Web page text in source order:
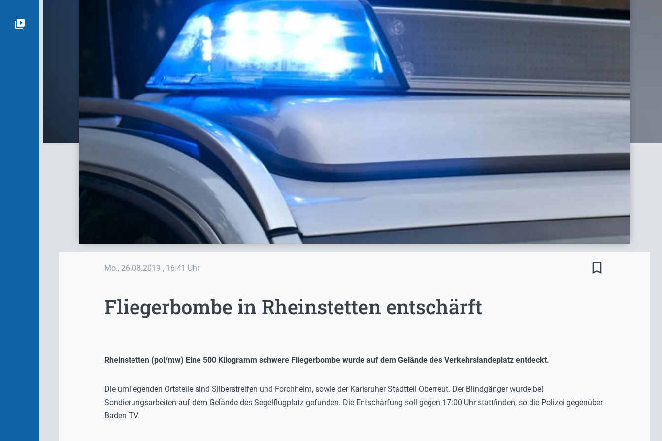
Mo., 26.08.2019 , 16:41 Uhr bookmark_border
Fliegerbombe in Rheinstetten entschärft
Rheinstetten (pol/mw) Eine 500 Kilogramm schwere Fliegerbombe wurde auf dem Gelände des Verkehrslandeplatz entdeckt.
Die umliegenden Ortsteile sind Silberstreifen und Forchheim, sowie der Karlsruher Stadtteil Oberreut. Der Blindgänger wurde bei
Sondierungsarbeiten auf dem Gelände des Segelflugplatz gefunden. Die Entschärfung soll gegen 17:00 Uhr stattfinden, so die Polizei gegenüber
Baden TV.